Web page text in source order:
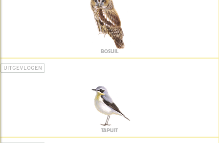
BOSUIL
UITGEVLOGEN
TAPUIT